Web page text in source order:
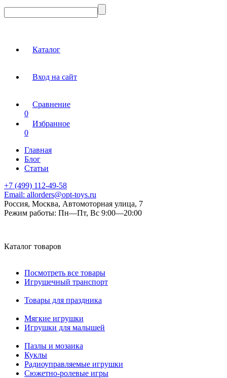
Каталог
Вход на сайт
Сравнение
0
Избранное
0
Главная
Блог
Статьи
+7 (499) 112-49-58
Email: allorders@opt-toys.ru
Россия, Москва, Автомоторная улица, 7
Режим работы: Пн—Пт, Вс 9:00—20:00
Каталог товаров
Посмотреть все товары
Игрушечный транспорт
Товары для праздника
Мягкие игрушки
Игрушки для малышей
Пазлы и мозаика
Куклы
Радиоуправляемые игрушки
Сюжетно-ролевые игры